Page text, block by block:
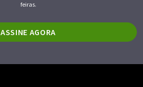
feiras.
ASSINE AGORA